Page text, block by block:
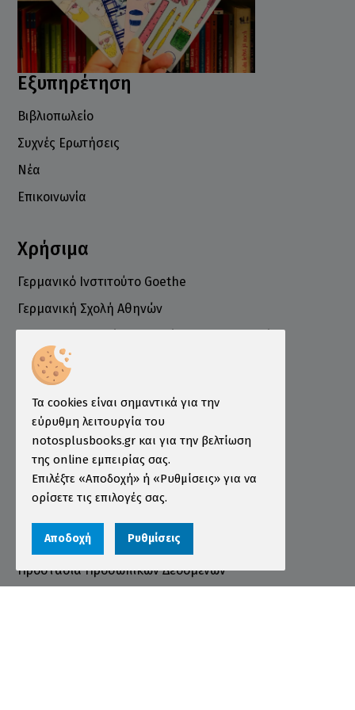
Εξυπηρέτηση
Βιβλιοπωλείο
Συχνές Ερωτήσεις
Νέα
Επικοινωνία
Χρήσιμα
Γερμανικό Ινστιτούτο Goethe
Γερμανική Σχολή Αθηνών
Επιμελητήριο
Ινστιτούτο ÖSD Ελλάδας
Πληροφορίες
Τρόποι Παραγγελίας
Τρόποι Πληρωμής
Τρόποι Αποστολής
Όροι χρήσης
Προστασία Προσωπικών Δεδομένων
Τα cookies είναι σημαντικά για την
εύρυθμη λειτουργία του
notosplusbooks.gr και για την βελτίωση
της online εμπειρίας σας.
Επιλέξτε «Αποδοχή» ή «Ρυθμίσεις» για να
ορίσετε τις επιλογές σας.
Αποδοχή Ρυθμίσεις